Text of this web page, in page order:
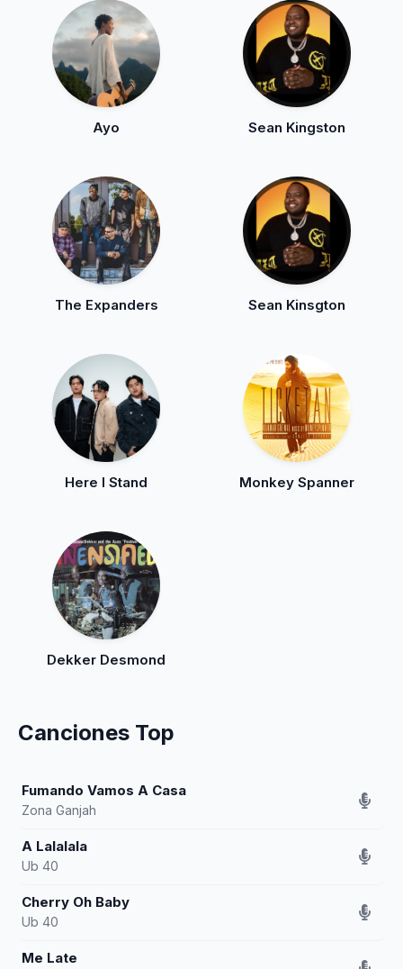
Ayo Sean Kingston
The Expanders Sean Kinsgton
Here I Stand Monkey Spanner
Dekker Desmond
Canciones Top
Fumando Vamos A Casa
Zona Ganjah
A Lalalala
Ub 40
Cherry Oh Baby
Ub 40
Me Late